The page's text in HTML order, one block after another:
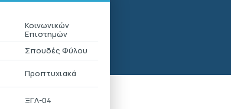
Κοινωνικών
Επιστημών
Σπουδές Φύλου
Προπτυχιακά
ΞΓΛ-04